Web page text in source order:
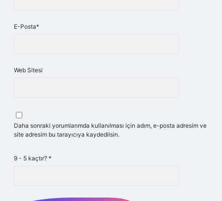
E-Posta*
Web Sitesi
Daha sonraki yorumlarımda kullanılması için adım, e-posta adresim ve
site adresim bu tarayıcıya kaydedilsin.
9 - 5 kaçtır? *